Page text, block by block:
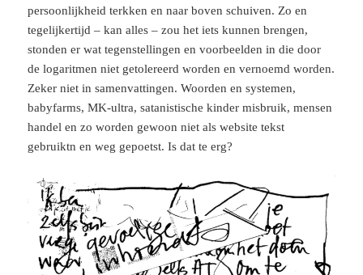
persoonlijkheid terkken en naar boven schuiven. Zo en
tegelijkertijd – kan alles – zou het iets kunnen brengen,
stonden er wat tegenstellingen en voorbeelden in die door
de logaritmen niet getolereerd worden en vernoemd worden.
Zeker niet in samenvattingen. Woorden en systemen,
babyfarms, MK-ultra, satanistische kinder misbruik, mensen
handel en zo worden gewoon niet als website tekst
gebruiktn en weg gepoetst. Is dat te erg?